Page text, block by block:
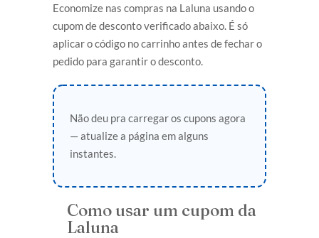
Economize nas compras na Laluna usando o
cupom de desconto verificado abaixo. É só
aplicar o código no carrinho antes de fechar o
pedido para garantir o desconto.
Não deu pra carregar os cupons agora
— atualize a página em alguns
instantes.
Como usar um cupom da
Laluna